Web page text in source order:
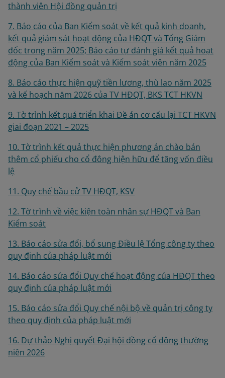
thành viên Hội đồng quản trị
7. Báo cáo của Ban Kiểm soát về kết quả kinh doanh,
kết quả giám sát hoạt động của HĐQT và Tổng Giám
đốc trong năm 2025; Báo cáo tự đánh giá kết quả hoạt
động của Ban Kiểm soát và Kiểm soát viên năm 2025
8. Báo cáo thực hiện quỹ tiền lương, thù lao năm 2025
và kế hoạch năm 2026 của TV HĐQT, BKS TCT HKVN
9. Tờ trình kết quả triển khai Đề án cơ cấu lại TCT HKVN
giai đoạn 2021 – 2025
10. Tờ trình kết quả thực hiện phương án chào bán
thêm cổ phiếu cho cổ đông hiện hữu để tăng vốn điều
lệ
11. Quy chế bầu cử TV HĐQT, KSV
12. Tờ trình về việc kiện toàn nhân sự HĐQT và Ban
Kiểm soát
13. Báo cáo sửa đổi, bổ sung Điều lệ Tổng công ty theo
quy định của pháp luật mới
14. Báo cáo sửa đổi Quy chế hoạt động của HĐQT theo
quy định của pháp luật mới
15. Báo cáo sửa đổi Quy chế nội bộ về quản trị công ty
theo quy định của pháp luật mới
16. Dự thảo Nghị quyết Đại hội đồng cổ đông thường
niên 2026